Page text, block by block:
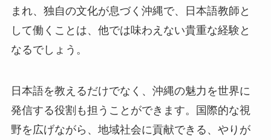
まれ、独自の文化が息づく沖縄で、日本語教師と
して働くことは、他では味わえない貴重な経験と
なるでしょう。
日本語を教えるだけでなく、沖縄の魅力を世界に
発信する役割も担うことができます。国際的な視
野を広げながら、地域社会に貢献できる、やりが